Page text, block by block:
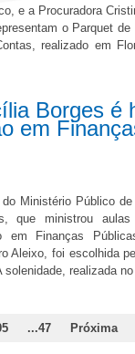
e a Procuradora
o Parquet
realizado em
Borges é
em
do Ministério Público
que ministrou
em Finanças
Aleixo, foi escolhida
solenidade, realizada
...47 Próxima